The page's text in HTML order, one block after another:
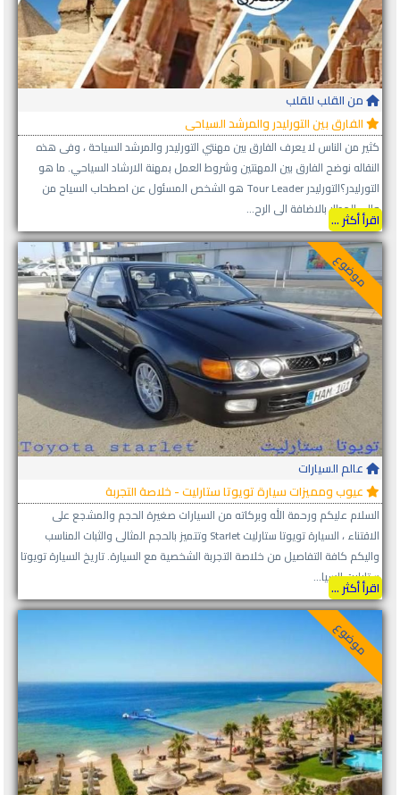
من القلب للقلب
الفارق بين التورليدر والمرشد السياحى
كثير من الناس لا يعرف الفارق بين مهنتي التورليدر والمرشد السياحة ، وفى هذه
النقاله نوضح الفارق بين المهنتين وشروط العمل بمهنة الارشاد السياحي. ما هو
التورليدر؟التورليدر Tour Leader هو الشخص المسئول عن اصطحاب السياح من
والى المطار بالاضافة الى الرح...
اقرأ أكثر ...
موضوع
عالم السيارات
عيوب ومميزات سيارة تويوتا ستارليت - خلاصة التجربة
السلام عليكم ورحمة الله وبركاته من السيارات صغيرة الحجم والمشجع على
الاقتناء ، السيارة تويوتا ستارليت Starlet وتتميز بالحجم المثالى والثبات المناسب
واليكم كافة التفاصيل من خلاصة التجربة الشخصية مع السيارة. تاريخ السيارة تويوتا
ستارليت السيا...
اقرأ أكثر ...
موضوع